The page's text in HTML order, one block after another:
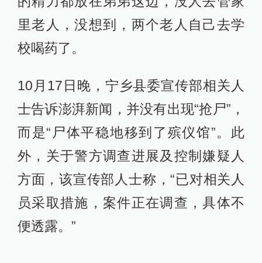
里老人，没想到，两个老人自己去学
校喝药了。
10月17日晚，宁乡县委宣传部相关人
士告诉澎湃新闻，并没有出现“抢尸”，
而是“尸体平稳地移到了殡仪馆”。此
外，关于警方调查进展及控制嫌疑人
方面，该宣传部人士称，“已对相关人
员采取措施，案件正在调查，具体不
便透露。”